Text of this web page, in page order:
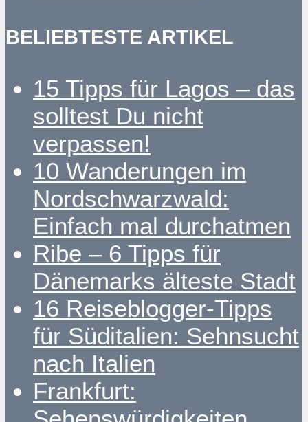
BELIEBTESTE ARTIKEL
15 Tipps für Lagos – das
solltest Du nicht
verpassen!
10 Wanderungen im
Nordschwarzwald:
Einfach mal durchatmen
Ribe – 6 Tipps für
Dänemarks älteste Stadt
16 Reiseblogger-Tipps
für Süditalien: Sehnsucht
nach Italien
Frankfurt: